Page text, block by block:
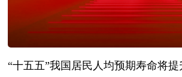
“十五五”我国居民人均预期寿命将提